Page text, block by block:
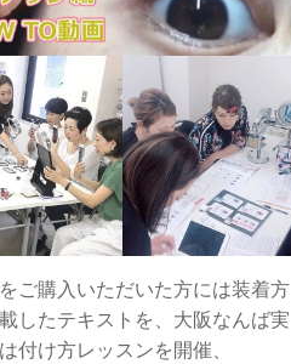
ご購入いただいた方には装着方
したテキストを、大阪なんば実
付け方レッスンを開催、